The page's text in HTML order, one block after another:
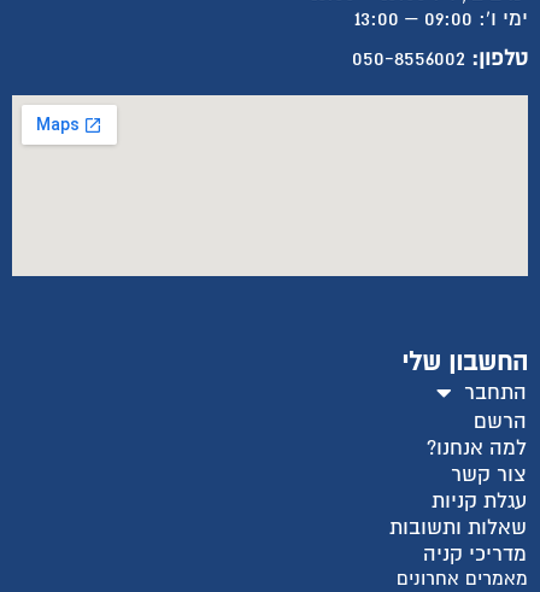
ימי ו': 09:00 – 13:00
טלפון: 050-8556002
החשבון שלי
התחבר
הרשם
למה אנחנו?
צור קשר
עגלת קניות
שאלות ותשובות
מדריכי קניה
מאמרים אחרונים